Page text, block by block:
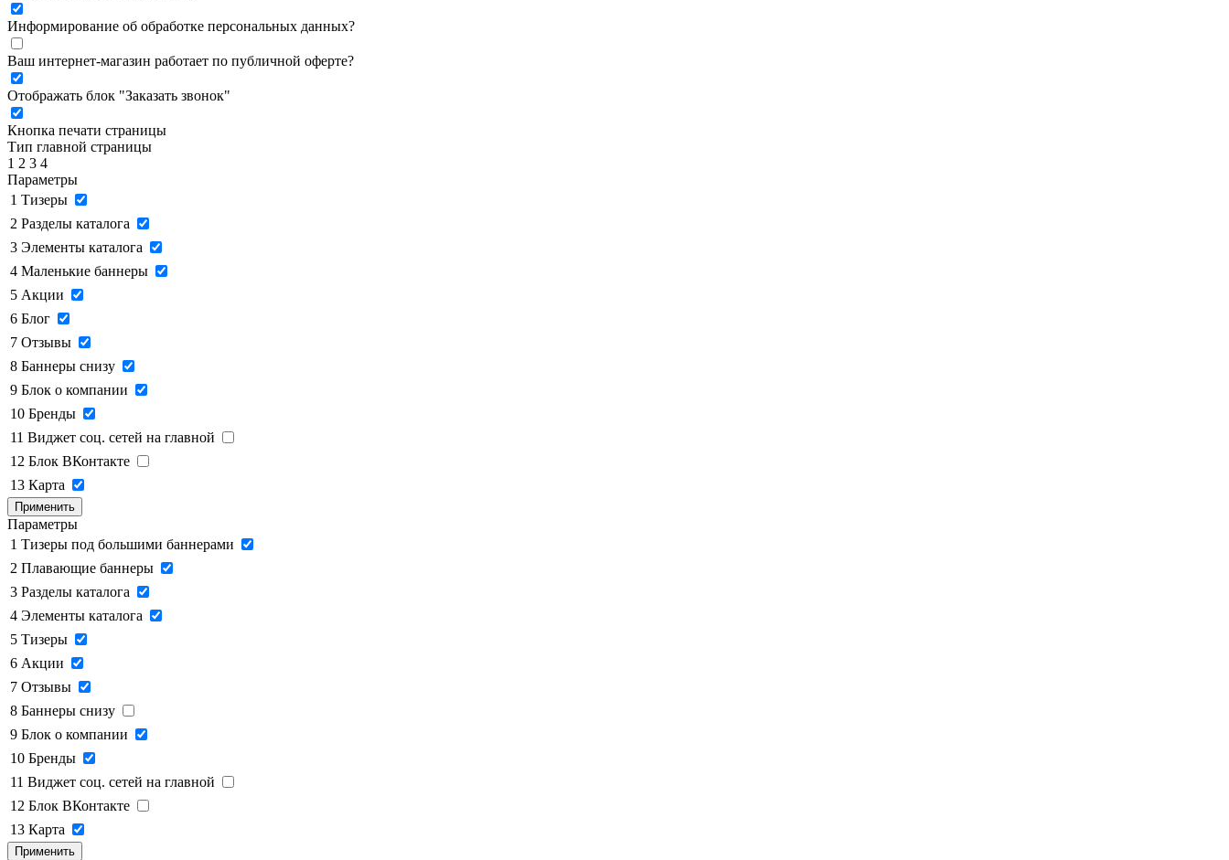
Информирование об обработке персональных данных?
Ваш интернет-магазин работает по публичной оферте?
Отображать блок "Заказать звонок"
Кнопка печати страницы
Тип главной страницы
1 2 3 4
Параметры
1 Тизеры
2 Разделы каталога
3 Элементы каталога
4 Маленькие баннеры
5 Акции
6 Блог
7 Отзывы
8 Баннеры снизу
9 Блок о компании
10 Бренды
11 Виджет соц. сетей на главной
12 Блок ВКонтакте
13 Карта
Применить
Параметры
1 Тизеры под большими баннерами
2 Плавающие баннеры
3 Разделы каталога
4 Элементы каталога
5 Тизеры
6 Акции
7 Отзывы
8 Баннеры снизу
9 Блок о компании
10 Бренды
11 Виджет соц. сетей на главной
12 Блок ВКонтакте
13 Карта
Применить